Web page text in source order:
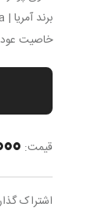
برند آمریا | NaNDITa
خاصیت
قیمت:
اشتراک